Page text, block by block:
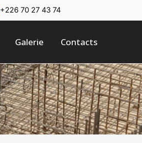
+226 70 27 43 74
Galerie Contacts